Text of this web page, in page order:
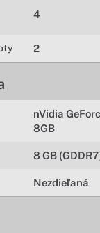
4
2
nVidia
8GB
8 GB
Nezdieľaná